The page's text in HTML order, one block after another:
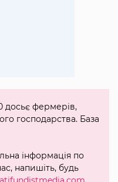
досьє фермерів,
господарства. База
інформація по
напишіть, будь